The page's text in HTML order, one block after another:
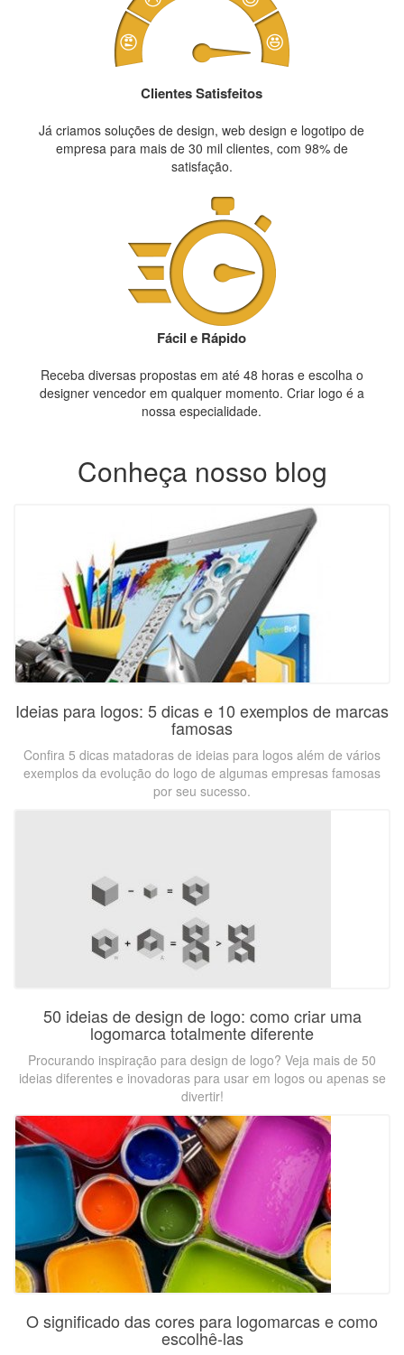
Clientes Satisfeitos
Já criamos soluções de design, web design e logotipo de
empresa para mais de 30 mil clientes, com 98% de
satisfação.
Fácil e Rápido
Receba diversas propostas em até 48 horas e escolha o
designer vencedor em qualquer momento. Criar logo é a
nossa especialidade.
Conheça nosso blog
Ideias para logos: 5 dicas e 10 exemplos de marcas
famosas
Confira 5 dicas matadoras de ideias para logos além de vários
exemplos da evolução do logo de algumas empresas famosas
por seu sucesso.
50 ideias de design de logo: como criar uma
logomarca totalmente diferente
Procurando inspiração para design de logo? Veja mais de 50
ideias diferentes e inovadoras para usar em logos ou apenas se
divertir!
O significado das cores para logomarcas e como
escolhê-las